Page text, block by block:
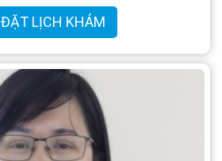
ĐẶT LỊCH KHÁM